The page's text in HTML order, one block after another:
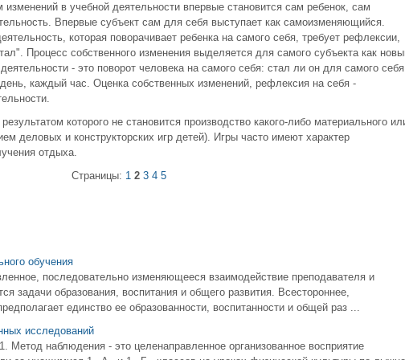
в учебной деятельности впервые становится сам ребенок, сам
Впервые субъект сам для себя выступает как самоизменяющийся.
которая поворачивает ребенка на самого себя, требует рефлексии,
Процесс собственного изменения выделяется для самого субъекта как
- это поворот человека на самого себя: стал ли он для самого себя
каждый час. Оценка собственных изменений, рефлексия на себя -
которого не становится производство какого-либо материального
деловых и конструкторских игр детей). Игры часто имеют характер
отдыха.
Страницы: 1 2 3 4 5
обучения
последовательно изменяющееся взаимодействие преподавателя и
задачи образования, воспитания и общего развития. Всестороннее,
единство ее образованности, воспитанности и общей раз ...
исследований
Метод наблюдения - это целенаправленное организованное восприятие